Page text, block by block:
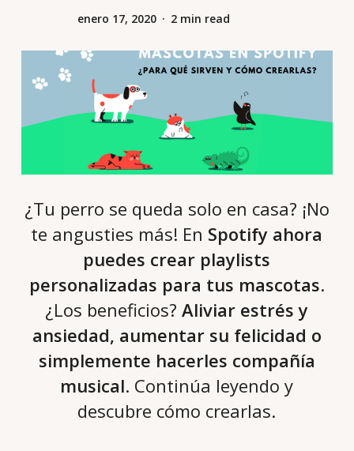
enero 17, 2020 2 min read
¿Tu perro se queda solo en casa? ¡No
te angusties más! En Spotify ahora
puedes crear playlists
personalizadas para tus mascotas.
¿Los beneficios?Aliviar estrés y
ansiedad, aumentar su felicidad o
simplemente hacerles compañía
musical. Continúa leyendo y
descubre cómo crearlas.